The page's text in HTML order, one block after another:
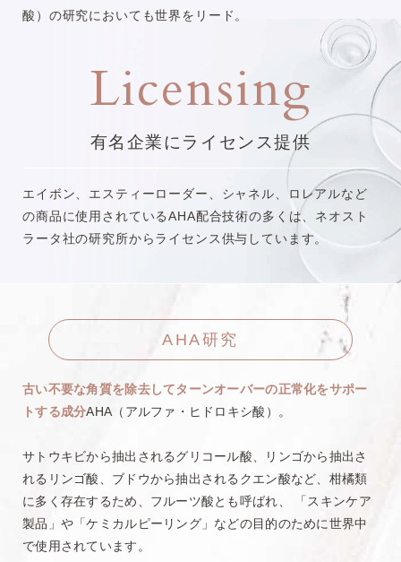
酸）の研究においても世界をリード。
Licensing
有名企業に ライセンス提供
エイボン、エスティーローダー、シャネル、ロレアルなど
の商品に使用されているAHA配合技術の多くは、ネオスト
ラータ社の研究所からライセンス供与しています。
AHA研究
古い不要な角質を除去してターンオーバーの正常化をサポー
トする成分AHA（アルファ・ヒドロキシ酸）。
サトウキビから抽出されるグリコール酸、リンゴから抽出さ
れるリンゴ酸、 ブドウから抽出されるクエン酸など、柑橘類
に多く存在するため、フルーツ酸とも呼ばれ、
「スキンケア
製品」や「ケミカルピーリング」などの目的のために世界中
で使用されています。